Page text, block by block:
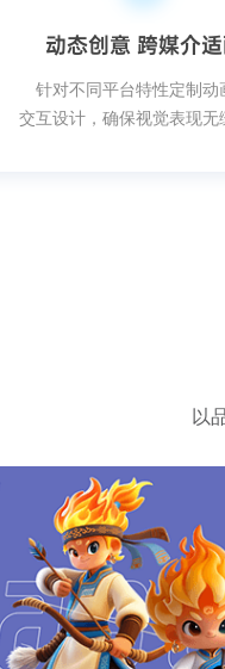
动态创意 跨媒介
针对不同平台特性定制动
交互设计，确保视觉表现无
以